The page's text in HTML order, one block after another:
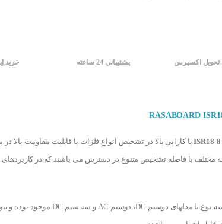
تحویل اکسپرس پشتیبانی 24 ساعته خرید
ISR18-
مختلف با فاصله تشخیص متنوع در دسترس می باشند که در